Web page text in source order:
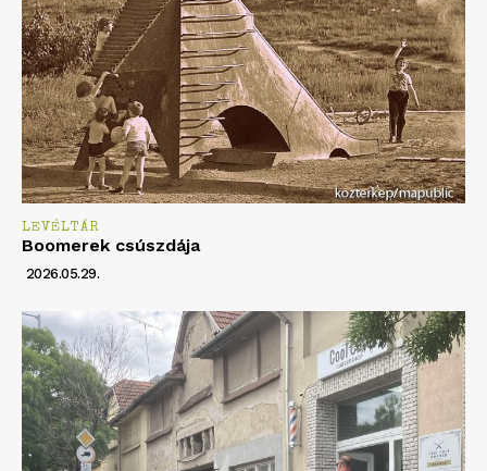
LEVÉLTÁR
Boomerek csúszdája
2026.05.29.